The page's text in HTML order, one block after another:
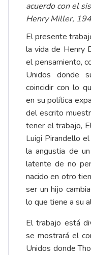
acuerdo con el
Henry Miller,
El presente
la vida de Henry
el pensamiento,
Unidos donde
coincidir con lo
en su política
del escrito
tener el trabajo,
Luigi Pirandello
la angustia de
latente de no
nacido en otro
ser un hijo
lo que tiene a su
El trabajo está
se mostrará el
Unidos donde